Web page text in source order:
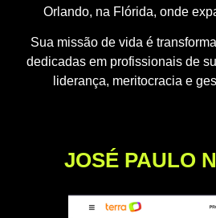
Orlando, na Flórida, onde
Sua missão de vida é
dedicadas em profissionais de
liderança, meritocracia e
JOSÉ PAULO